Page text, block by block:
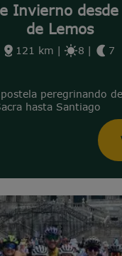
Invierno
de Lemos
121 km | 8 | 7
peregrinando
hasta Santiago